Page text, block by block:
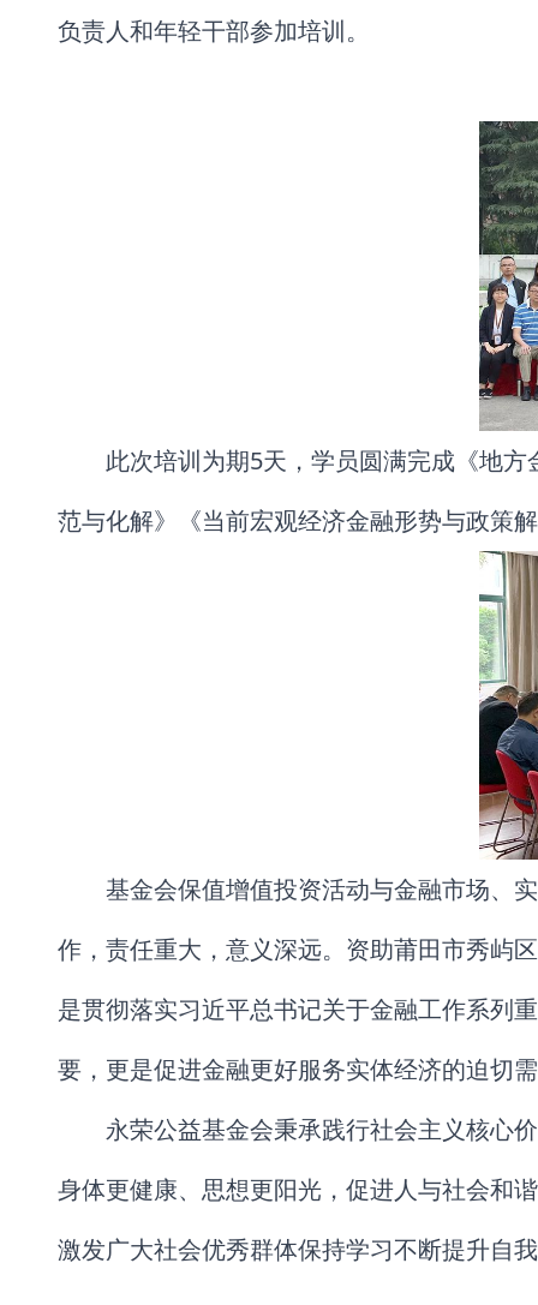
负责人和年轻干部参加培训。
此次培训为期5天，学员圆满完成《地
范与化解》《当前宏观经济金融形势与政策
基金会保值增值投资活动与金融市场、
作，责任重大，意义深远。资助莆田市秀屿
是贯彻落实习近平总书记关于金融工作系列
要，更是促进金融更好服务实体经济的迫切
永荣公益基金会秉承践行社会主义核心
身体更健康、思想更阳光，促进人与社会和
激发广大社会优秀群体保持学习不断提升自